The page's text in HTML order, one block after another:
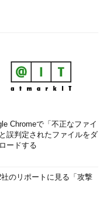
Chromeで「不正なファイ
誤判定されたファイルをダ
ードする
のリポートに見る「攻撃